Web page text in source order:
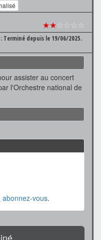
★★☆☆☆☆
Terminé depuis le 19/06/2025.
assister au concert
l'Orchestre national de
abonnez-vous.